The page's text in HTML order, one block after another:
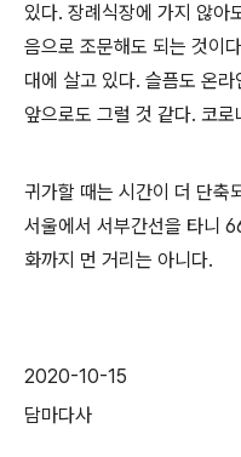
있다. 장례식장에 가지 않아
음으로 조문해도 되는 것이다
대에 살고 있다. 슬픔도 온라
앞으로도 그럴 것 같다. 코로
귀가할 때는 시간이 더 단축
서울에서 서부간선을 타니
화까지 먼 거리는 아니다.
2020-10-15
담마다사